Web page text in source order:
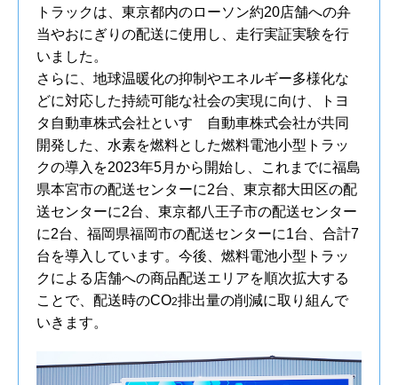
トラックは、東京都内のローソン約20店舗への弁
当やおにぎりの配送に使用し、走行実証実験を行
いました。
さらに、地球温暖化の抑制やエネルギー多様化な
どに対応した持続可能な社会の実現に向け、トヨ
タ自動車株式会社といすゞ自動車株式会社が共同
開発した、水素を燃料とした燃料電池小型トラッ
クの導入を2023年5月から開始し、これまでに福島
県本宮市の配送センターに2台、東京都大田区の配
送センターに2台、東京都八王子市の配送センター
に2台、福岡県福岡市の配送センターに1台、合計7
台を導入しています。今後、燃料電池小型トラッ
クによる店舗への商品配送エリアを順次拡大する
ことで、配送時のCO2排出量の削減に取り組んで
いきます。